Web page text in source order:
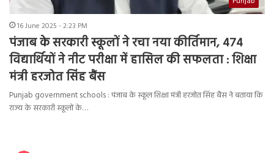
16 June 2025 - 2:23 PM
पंजाब के सरकारी स्कूलों ने रचा नया कीर्तिमान, 474
विद्यार्थियों ने नीट परीक्षा में हासिल की सफलता : शिक्षा
मंत्री हरजोत सिंह बैंस
Punjab government schools : पंजाब के स्कूल शिक्षा मंत्री हरजोत सिंह बैंस ने बताया कि
राज्य के सरकारी स्कूलों के…